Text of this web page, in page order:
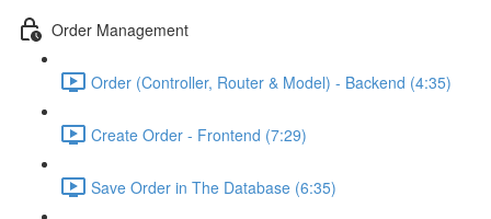
Order Management
Order (Controller, Router & Model) - Backend (4:35)
Create Order - Frontend (7:29)
Save Order in The Database (6:35)